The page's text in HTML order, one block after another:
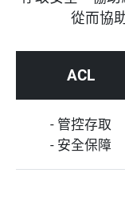
從而協
ACL
- 管控存取
- 安全保障